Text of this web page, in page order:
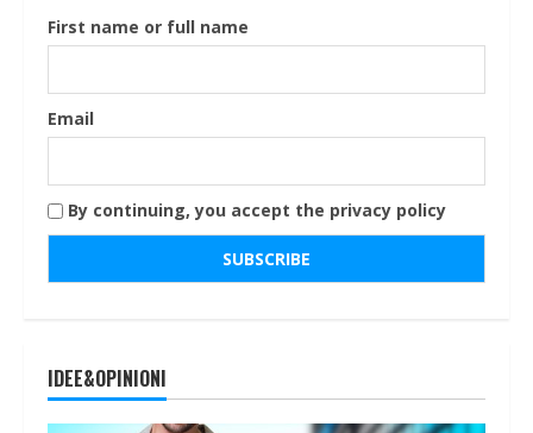
First name or full name
Email
By continuing, you accept the privacy policy
IDEE&OPINIONI